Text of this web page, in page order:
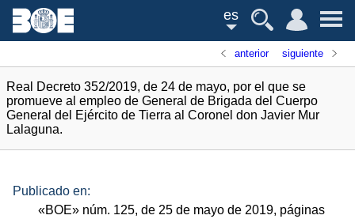
es
anterior siguiente
Real Decreto 352/2019, de 24 de mayo, por el que se
promueve al empleo de General de Brigada del Cuerpo
General del Ejército de Tierra al Coronel don Javier Mur
Lalaguna.
Publicado en:
«BOE» núm. 125, de 25 de mayo de 2019, páginas